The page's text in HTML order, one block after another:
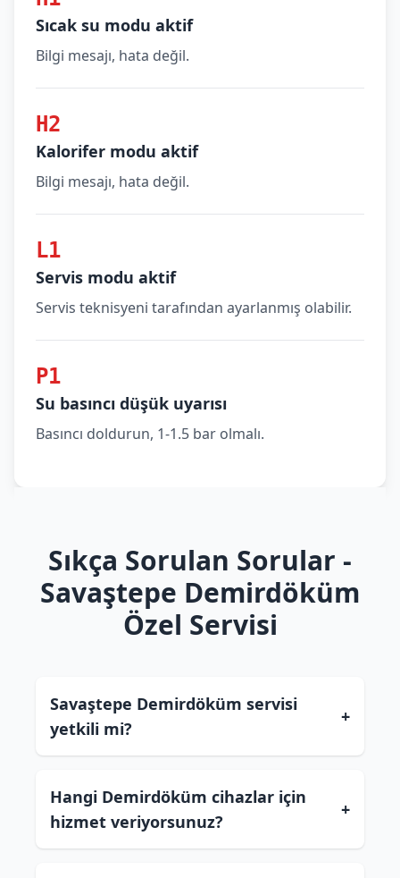
Sıcak su modu aktif
Bilgi mesajı, hata değil.
H2
Kalorifer modu aktif
Bilgi mesajı, hata değil.
L1
Servis modu aktif
Servis teknisyeni tarafından ayarlanmış olabilir.
P1
Su basıncı düşük uyarısı
Basıncı doldurun, 1-1.5 bar olmalı.
Sıkça Sorulan Sorular -
Savaştepe Demirdöküm
Özel Servisi
Savaştepe Demirdöküm servisi
yetkili mi?
+
Hangi Demirdöküm cihazlar için
hizmet veriyorsunuz?
+